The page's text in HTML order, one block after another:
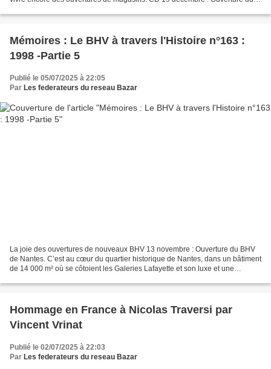
Mémoires : Le BHV à travers l'Histoire n°163 :
1998 -Partie 5
Publié le 05/07/2025 à 22:05
Par Les federateurs du reseau Bazar
La joie des ouvertures de nouveaux BHV 13 novembre : Ouverture du BHV
de Nantes. C’est au cœur du quartier historique de Nantes, dans un bâtiment
de 14 000 m² où se côtoient les Galeries Lafayette et son luxe et une
Hommage en France à Nicolas Traversi par
Vincent Vrinat
Publié le 02/07/2025 à 22:03
Par Les federateurs du reseau Bazar